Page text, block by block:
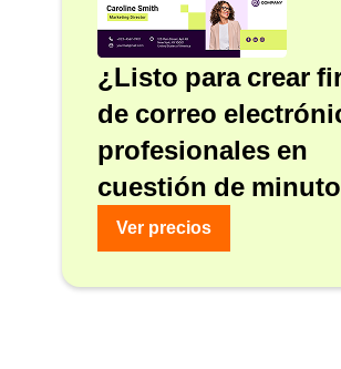
¿Listo para crear
de correo
profesionales en
cuestión de
Ver precios